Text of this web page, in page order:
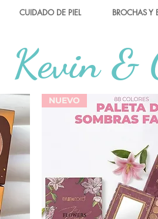
CUIDADO DE PIEL BROCHAS Y
Kevin &
NUEVO